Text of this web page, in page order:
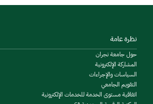
نظرة عامة
حول جامعة نجران
المشاركة الإلكترونية
السياسات والإجراءات
التقويم الجامعي
اتفاقية مستوى الخدمة للخدمات الإلكترونية